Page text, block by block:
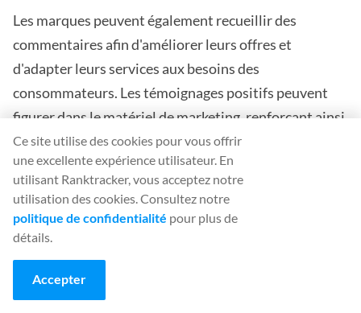
Les marques peuvent également recueillir des
commentaires afin d'améliorer leurs offres et
d'adapter leurs services aux besoins des
consommateurs. Les témoignages positifs peuvent
figurer dans le matériel de marketing, renforçant ainsi
la réputation de la marque en tant que choix fiable et
axé sur le client.
Conclusion : Maîtriser l'optimisation
fiscale et le marketing des finances
personnelles
Un marketing efficace dans le domaine de
Ce site utilise des cookies pour vous offrir
une excellente expérience utilisateur. En
utilisant Ranktracker, vous acceptez notre
utilisation des cookies. Consultez notre
politique de confidentialité pour plus de
détails.
Accepter